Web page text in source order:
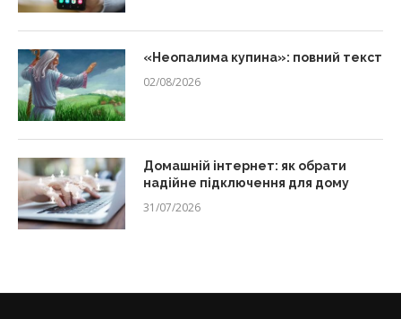
«Неопалима купина»: повний текст
02/08/2026
Домашній інтернет: як обрати
надійне підключення для дому
31/07/2026